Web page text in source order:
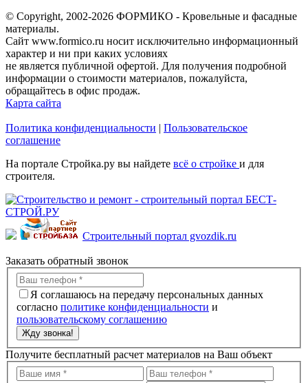
© Copyright, 2002-2026 ФОРМИКО - Кровельные и фасадные
материалы.
Сайт www.formico.ru носит исключительно информационный
характер и ни при каких условиях
не является публичной офертой. Для получения подробной
информации о стоимости материалов, пожалуйста,
обращайтесь в офис продаж.
Карта сайта
Политика конфиденциальности | Пользовательское
соглашение
На портале Стройка.ру вы найдете всё о стройке и для
строителя.
Строительный портал gvozdik.ru
Заказать обратный звонок
Я соглашаюсь на передачу персональных данных
согласно политике конфиденциальности и
пользовательскому соглашению
Жду звонка!
Получите бесплатный расчет материалов на Ваш объект